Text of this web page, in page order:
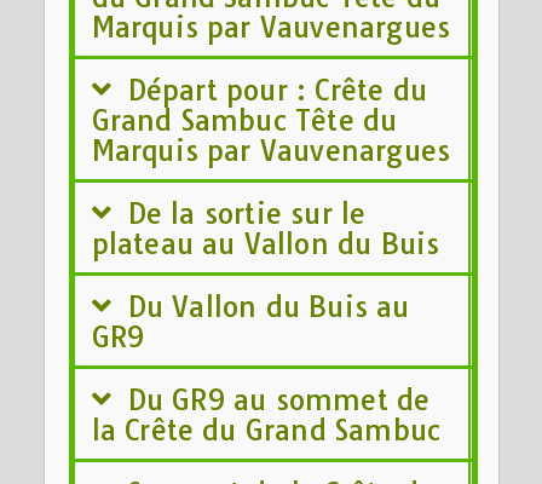
Marquis par Vauvenargues
Départ pour : Crête du
Grand Sambuc Tête du
Marquis par Vauvenargues
De la sortie sur le
plateau au Vallon du Buis
Du Vallon du Buis au
GR9
Du GR9 au sommet de
la Crête du Grand Sambuc